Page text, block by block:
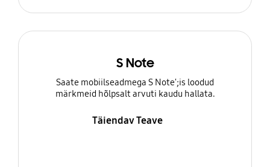
S Note
Saate mobiilseadmega S Note';is loodud
märkmeid hõlpsalt arvuti kaudu hallata.
Täiendav Teave